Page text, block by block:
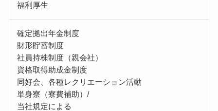
福利厚生
確定拠出年金制度
財形貯蓄制度
社員持株制度（親会社）
資格取得助成金制度
同好会、各種レクリエーション活動
単身寮（寮費補助）/
当社規定による